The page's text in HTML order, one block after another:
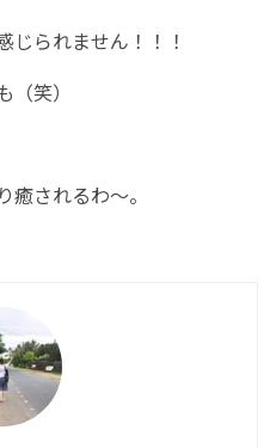
じられません！！！
笑）
されるわ～。